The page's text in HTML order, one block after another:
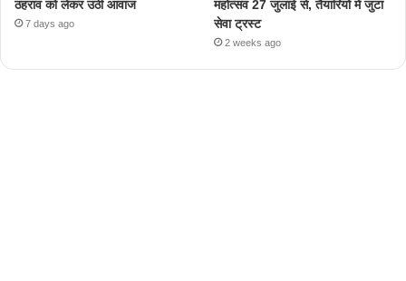
ठहराव को लेकर उठी आवाज
7 days ago
महोत्सव 27 जुलाई से, तैयारियों में जुटा
सेवा ट्रस्ट
2 weeks ago